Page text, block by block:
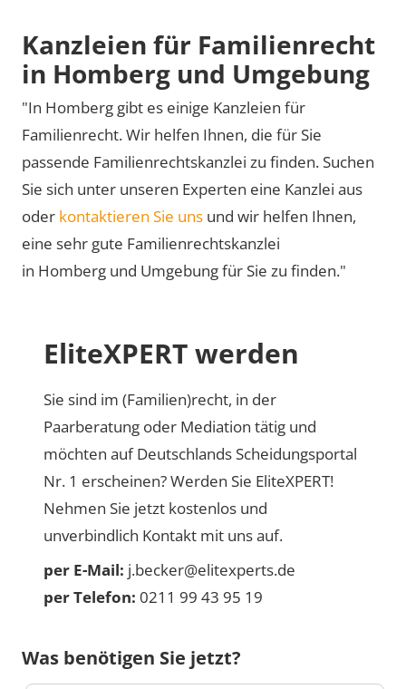
Kanzleien für Familienrecht
in Homberg und Umgebung
"In Homberg gibt es einige Kanzleien für
Familienrecht. Wir helfen Ihnen, die für Sie
passende Familienrechtskanzlei zu finden. Suchen
Sie sich unter unseren Experten eine Kanzlei aus
oder kontaktieren Sie uns und wir helfen Ihnen,
eine sehr gute Familienrechtskanzlei
in Homberg und Umgebung für Sie zu finden."
EliteXPERT werden
Sie sind im (Familien)recht, in der
Paarberatung oder Mediation tätig und
möchten auf Deutschlands Scheidungsportal
Nr. 1 erscheinen? Werden Sie EliteXPERT!
Nehmen Sie jetzt kostenlos und
unverbindlich Kontakt mit uns auf.
per E-Mail: j.becker@elitexperts.de
per Telefon: 0211 99 43 95 19
Was benötigen Sie jetzt?